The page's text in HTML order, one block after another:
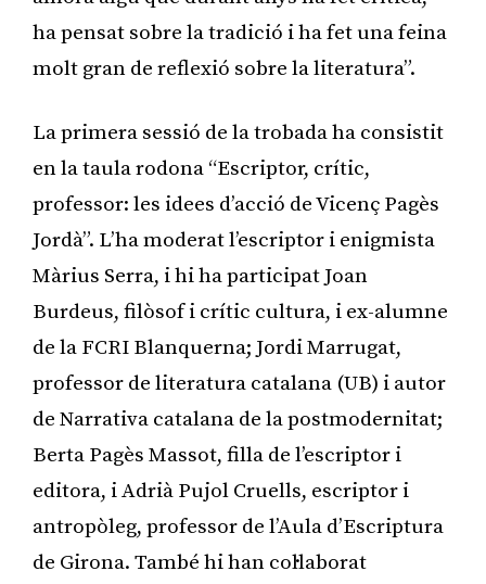
ha pensat sobre la tradició i ha fet una feina
molt gran de reflexió sobre la literatura”.
La primera sessió de la trobada ha consistit
en la taula rodona “Escriptor, crític,
professor: les idees d’acció de Vicenç Pagès
Jordà”. L’ha moderat l’escriptor i enigmista
Màrius Serra, i hi ha participat Joan
Burdeus, filòsof i crític cultura, i ex-alumne
de la FCRI Blanquerna; Jordi Marrugat,
professor de literatura catalana (UB) i autor
de Narrativa catalana de la postmodernitat;
Berta Pagès Massot, filla de l’escriptor i
editora, i Adrià Pujol Cruells, escriptor i
antropòleg, professor de l’Aula d’Escriptura
de Girona. També hi han col·laborat